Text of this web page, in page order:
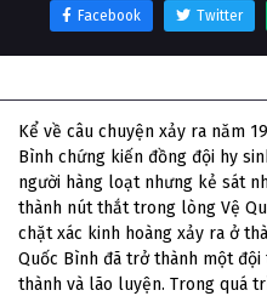
Facebook Twitter
Kể về câu chuyện xảy ra năm
Bình chứng kiến ​​đồng đội hy
người hàng loạt nhưng kẻ sát
thành nút thắt trong lòng Vệ
chặt xác kinh hoàng xảy ra ở
Quốc Bình đã trở thành một
thành và lão luyện. Trong quá